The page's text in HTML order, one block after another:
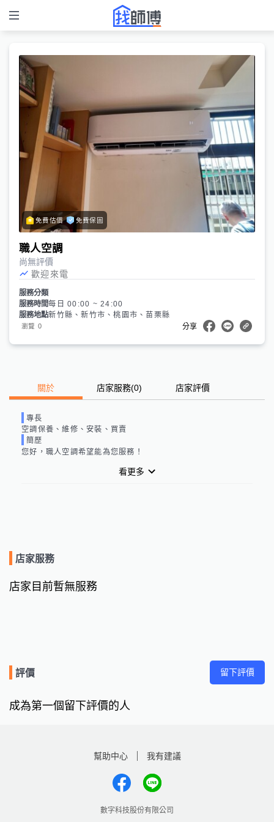
免費估價 免費保固
職人空調
尚無評價
歡迎來電
服務分類
服務時間每日 00:00 ~ 24:00
服務地點新竹縣、新竹市、桃園市、苗栗縣
瀏覽 0 分享
關於 店家服務(0) 店家評價
專長
空調保養、維修、安裝、買賣
簡歷
您好，職人空調希望能為您服務！
看更多
店家服務
店家目前暫無服務
評價 留下評價
成為第一個留下評價的人
幫助中心 我有建議
數字科技股份有限公司